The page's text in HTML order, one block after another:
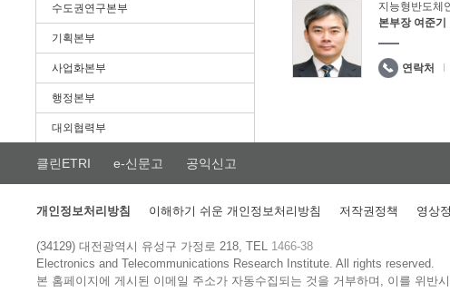
수도권연구본부
기획본부
사업화본부
행정본부
대외협력부
지능형반도체
본부장 여준기
연락처
클린ETRI e-신문고 공익신고
개인정보처리방침 이해하기 쉬운 개인정보처리방침 저작권정책 영상
(34129) 대전광역시 유성구 가정로 218, TEL 1466-38
Electronics and Telecommunications Research Institute.All rights reserved.
본 홈페이지에 게시된 이메일 주소가 자동수집되는 것을 거부하며, 이를 위반